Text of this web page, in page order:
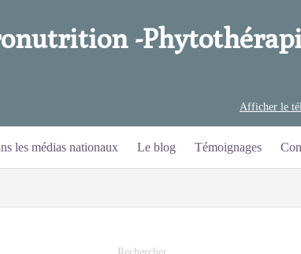
-
Afficher le
les médias nationaux Le blog Témoignages
Rechercher